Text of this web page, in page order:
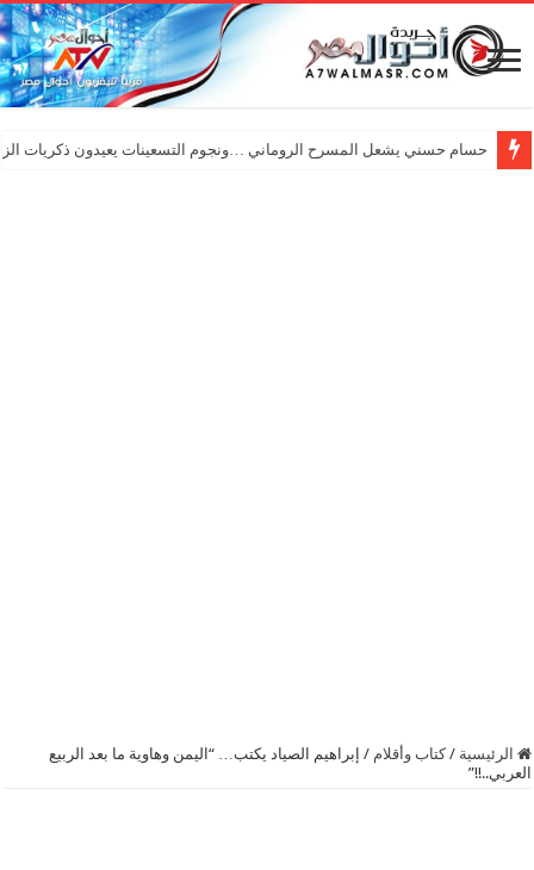
حسام حسني يشعل المسرح الروماني …ونجوم التسعينات يعيدون ذكريات
الرئيسية / كتاب وأقلام / إبراهيم الصياد يكتب… “اليمن وهاوية ما بعد الربيع
العربي..!!”